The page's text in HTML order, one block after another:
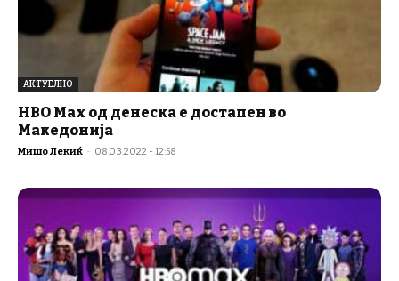
АКТУЕЛНО
HBO Max од денеска е достапен во
Македонија
Мишо Лекиќ - 08.03.2022 - 12:58